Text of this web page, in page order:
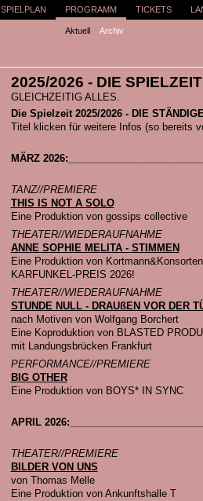
SPIELPLAN PROGRAMM
Aktuell Archiv
TICKETS
2025/2026 - DIE SPIELZEIT
GLEICHZEITIG ALLES.
Die Spielzeit 2025/2026 - DIE
Titel klicken für weitere Infos (so bereits
MÄRZ
TANZ//PREMIERE
THIS IS NOT A SOLO
Eine Produktion von gossips collective
THEATER//WIEDERAUFNAHME
ANNE SOPHIE MELITA - STIMMEN
Eine Produktion von Kortmann&Konsorten
KARFUNKEL-PREIS 2026!
THEATER//WIEDERAUFNAHME
STUNDE NULL - DRAUßEN VOR DER
nach Motiven von Wolfgang Borchert
Eine Koproduktion von BLASTED
mit Landungsbrücken Frankfurt
PERFORMANCE//PREMIERE
BIG OTHER
Eine Produktion von BOYS* IN SYNC
APRIL
THEATER//PREMIERE
BILDER VON UNS
von Thomas Melle
Eine Produktion von Ankunftshalle T